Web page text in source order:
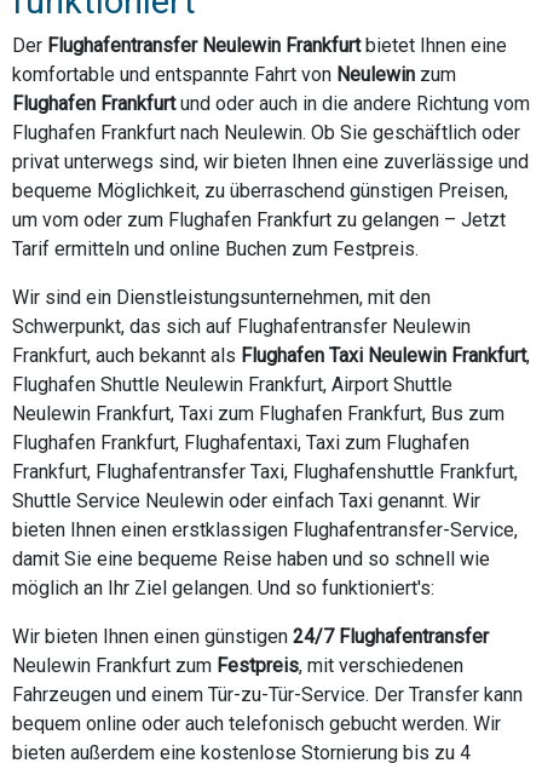
Der Flughafentransfer Neulewin Frankfurtbietet Ihnen eine
komfortable und entspannte Fahrt von Neulewin zum
Flughafen Frankfurtund oder auch in die andere Richtung vom
Flughafen Frankfurt nach Neulewin. Ob Sie geschäftlich oder
privat unterwegs sind, wir bieten Ihnen eine zuverlässige und
bequeme Möglichkeit, zu überraschend günstigen Preisen,
um vom oder zum Flughafen Frankfurt zu gelangen – Jetzt
Tarif ermitteln und online Buchen zum Festpreis.
Wir sind ein Dienstleistungsunternehmen, mit den
Schwerpunkt, das sich auf Flughafentransfer Neulewin
Frankfurt, auch bekannt als Flughafen Taxi Neulewin Frankfurt,
Flughafen Shuttle Neulewin Frankfurt, Airport Shuttle
Neulewin Frankfurt, Taxi zum Flughafen Frankfurt, Bus zum
Flughafen Frankfurt, Flughafentaxi, Taxi zum Flughafen
Frankfurt, Flughafentransfer Taxi, Flughafenshuttle Frankfurt,
Shuttle Service Neulewin oder einfach Taxi genannt. Wir
bieten Ihnen einen erstklassigen Flughafentransfer-Service,
damit Sie eine bequeme Reise haben und so schnell wie
möglich an Ihr Ziel gelangen. Und so funktioniert's:
Wir bieten Ihnen einen günstigen 24/7 Flughafentransfer
Neulewin Frankfurt zum Festpreis, mit verschiedenen
Fahrzeugen und einem Tür-zu-Tür-Service. Der Transfer kann
bequem online oder auch telefonisch gebucht werden. Wir
bieten außerdem eine kostenlose Stornierung bis zu 4